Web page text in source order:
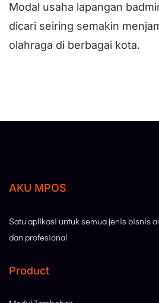
Modal usaha lapangan
dicari seiring semakin
olahraga di berbagai kota.
AKU MPOS
Satu aplikasi untuk semua jenis bisnis
dan profesional
Product